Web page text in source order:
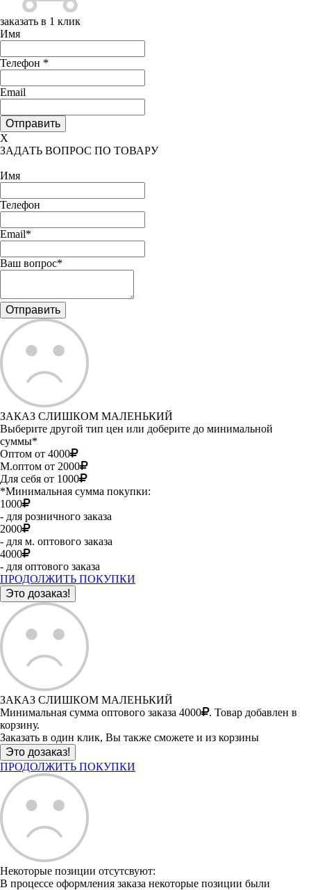
заказать в 1 клик
Имя
Телефон *
Email
X
ЗАДАТЬ ВОПРОС ПО ТОВАРУ
Имя
Телефон
Email*
Ваш вопрос*
ЗАКАЗ СЛИШКОМ МАЛЕНЬКИЙ
Выберите другой тип цен или доберите до минимальной
суммы*
Оптом от 4000
М.оптом от 2000
Для себя от 1000
*Минимальная сумма покупки:
1000
- для розничного заказа
2000
- для м. оптового заказа
4000
- для оптового заказа
ПРОДОЛЖИТЬ ПОКУПКИ
ЗАКАЗ СЛИШКОМ МАЛЕНЬКИЙ
Минимальная сумма оптового заказа 4000
. Товар добавлен в
корзину.
Заказать в один клик, Вы также сможете и из корзины
ПРОДОЛЖИТЬ ПОКУПКИ
Некоторые позиции отсутсвуют:
В процессе оформления заказа некоторые позиции были